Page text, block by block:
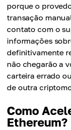
porque o
transação
contato com o
informações
definitivamente
não chegarão a
carteira errado
de outra
Como
Ethereum?